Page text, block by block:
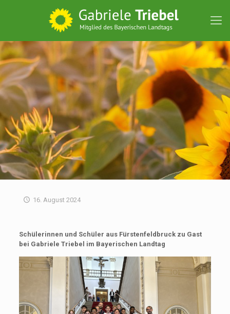
16. August 2024
Schülerinnen und Schüler aus Fürstenfeldbruck zu Gast
bei Gabriele Triebel im Bayerischen Landtag